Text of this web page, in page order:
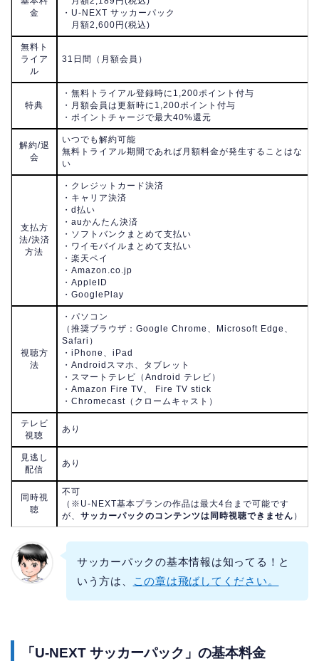
金
・U-NEXT サッカーパック
月額2,600円(税込)
無料ト
ライア
ル
31日間（月額会員）
特典
・無料トライアル登録時に1,200ポイント付与
・月額会員は更新時に1,200ポイント付与
・ポイントチャージで最大40%還元
解約/退
会
いつでも解約可能
無料トライアル期間であれば月額料金が発生することはな
い
支払方
法/決済
方法
・クレジットカード決済
・キャリア決済
・d払い
・auかんたん決済
・ソフトバンクまとめて支払い
・ワイモバイルまとめて支払い
・楽天ペイ
・Amazon.co.jp
・AppleID
・GooglePlay
視聴方
法
・パソコン
（推奨ブラウザ：Google Chrome、Microsoft Edge、
Safari）
・iPhone、iPad
・Androidスマホ、タブレット
・スマートテレビ（Android テレビ）
・Amazon Fire TV、 Fire TV stick
・Chromecast（クロームキャスト）
テレビ
視聴
あり
見逃し
配信
あり
同時視
聴
不可
（※U-NEXT基本プランの作品は最大4台まで可能です
が、 サッカーパックのコンテンツは同時視聴できません ）
サッカーパックの基本情報は知ってる！と
いう方は、
この章は飛ばしてください。
「U-NEXT サッカーパック」の基本料金